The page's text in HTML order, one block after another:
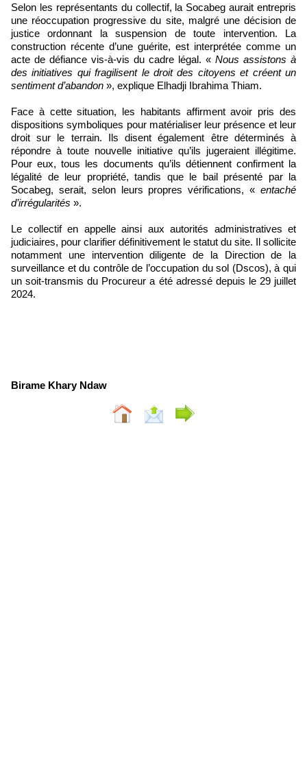
Selon les représentants du collectif, la Socabeg aurait entrepris
une réoccupation progressive du site, malgré une décision de
justice ordonnant la suspension de toute intervention. La
construction récente d’une guérite, est interprétée comme un
acte de défiance vis-à-vis du cadre légal. « Nous assistons à
des initiatives qui fragilisent le droit des citoyens et créent un
sentiment d’abandon », explique Elhadji Ibrahima Thiam.
Face à cette situation, les habitants affirment avoir pris des
dispositions symboliques pour matérialiser leur présence et leur
droit sur le terrain. Ils disent également être déterminés à
répondre à toute nouvelle initiative qu’ils jugeraient illégitime.
Pour eux, tous les documents qu’ils détiennent confirment la
légalité de leur propriété, tandis que le bail présenté par la
Socabeg, serait, selon leurs propres vérifications, « entaché
d’irrégularités ».
Le collectif en appelle ainsi aux autorités administratives et
judiciaires, pour clarifier définitivement le statut du site. Il sollicite
notamment une intervention diligente de la Direction de la
surveillance et du contrôle de l’occupation du sol (Dscos), à qui
un soit-transmis du Procureur a été adressé depuis le 29 juillet
2024.
Birame Khary Ndaw